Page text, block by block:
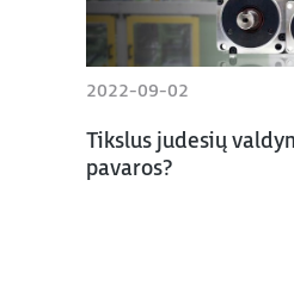
2022-09-02
Tikslus judesių
pavaros?